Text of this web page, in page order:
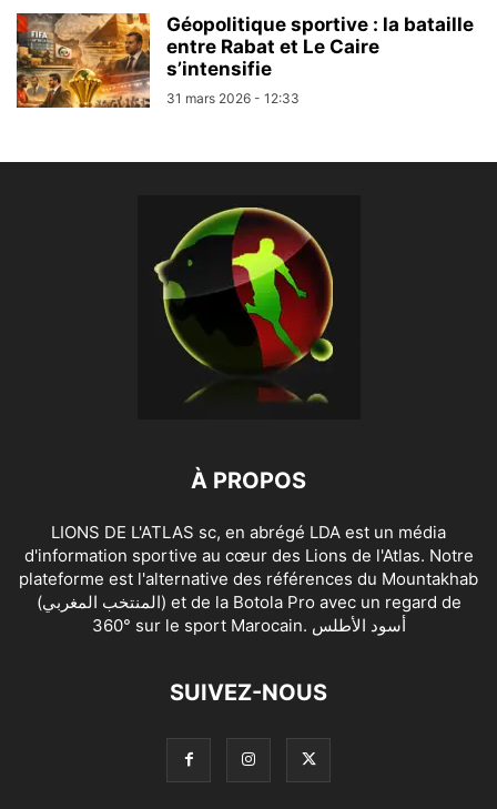
Géopolitique sportive : la bataille
entre Rabat et Le Caire
s’intensifie
31 mars 2026 - 12:33
À PROPOS
LIONS DE L'ATLAS sc, en abrégé LDA est un média
d'information sportive au cœur des Lions de l'Atlas. Notre
plateforme est l'alternative des références du Mountakhab
(المنتخب المغربي) et de la Botola Pro avec un regard de
360° sur le sport Marocain. أسود الأطلس
SUIVEZ-NOUS